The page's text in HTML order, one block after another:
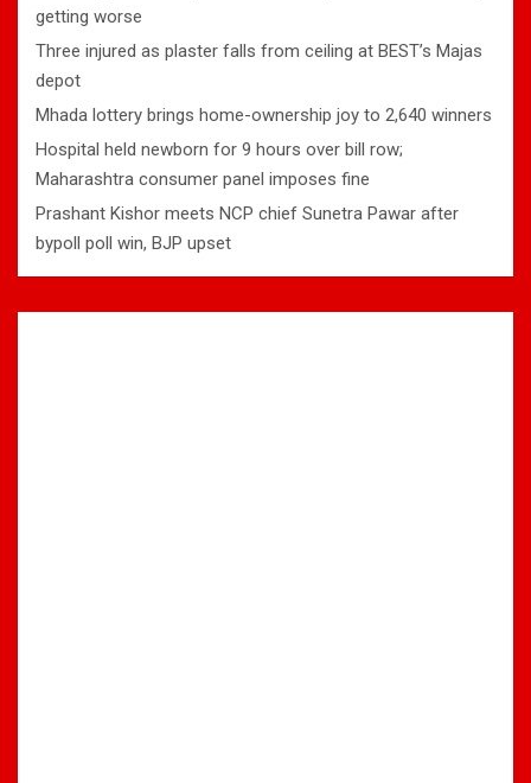
getting worse
Three injured as plaster falls from ceiling at BEST’s Majas
depot
Mhada lottery brings home-ownership joy to 2,640 winners
Hospital held newborn for 9 hours over bill row;
Maharashtra consumer panel imposes fine
Prashant Kishor meets NCP chief Sunetra Pawar after
bypoll poll win, BJP upset